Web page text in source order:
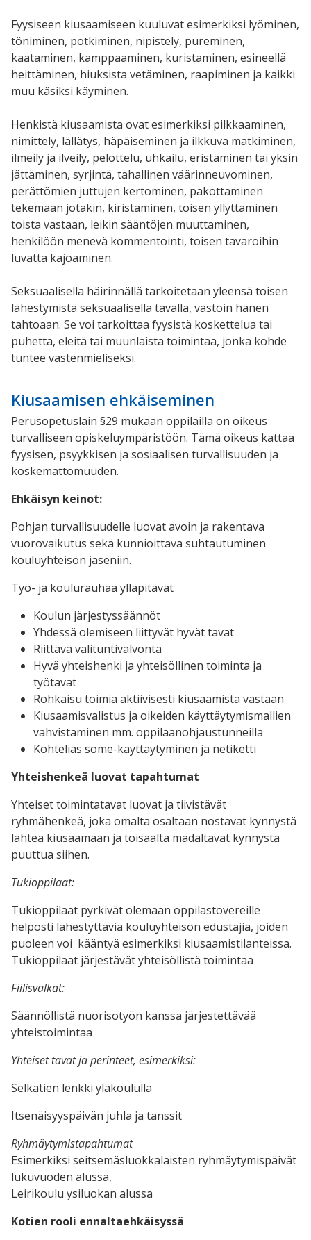
Fyysiseen kiusaamiseen kuuluvat esimerkiksi lyöminen,
töniminen, potkiminen, nipistely, pureminen,
kaataminen, kamppaaminen, kuristaminen, esineellä
heittäminen, hiuksista vetäminen, raapiminen ja kaikki
muu käsiksi käyminen.
Henkistä kiusaamista ovat esimerkiksi pilkkaaminen,
nimittely, lällätys, häpäiseminen ja ilkkuva matkiminen,
ilmeily ja ilveily, pelottelu, uhkailu, eristäminen tai yksin
jättäminen, syrjintä, tahallinen väärinneuvominen,
perättömien juttujen kertominen, pakottaminen
tekemään jotakin, kiristäminen, toisen yllyttäminen
toista vastaan, leikin sääntöjen muuttaminen,
henkilöön menevä kommentointi, toisen tavaroihin
luvatta kajoaminen.
Seksuaalisella häirinnällä tarkoitetaan yleensä toisen
lähestymistä seksuaalisella tavalla, vastoin hänen
tahtoaan. Se voi tarkoittaa fyysistä koskettelua tai
puhetta, eleitä tai muunlaista toimintaa, jonka kohde
tuntee vastenmieliseksi.
Kiusaamisen ehkäiseminen
Perusopetuslain §29 mukaan oppilailla on oikeus
turvalliseen opiskeluympäristöön. Tämä oikeus kattaa
fyysisen, psyykkisen ja sosiaalisen turvallisuuden ja
koskemattomuuden.
Ehkäisyn keinot:
Pohjan turvallisuudelle luovat avoin ja rakentava
vuorovaikutus sekä kunnioittava suhtautuminen
kouluyhteisön jäseniin.
Työ- ja koulurauhaa ylläpitävät
Koulun järjestyssäännöt
Yhdessä olemiseen liittyvät hyvät tavat
Riittävä välituntivalvonta
Hyvä yhteishenki ja yhteisöllinen toiminta ja
työtavat
Rohkaisu toimia aktiivisesti kiusaamista vastaan
Kiusaamisvalistus ja oikeiden käyttäytymismallien
vahvistaminen mm. oppilaanohjaustunneilla
Kohtelias some-käyttäytyminen ja netiketti
Yhteishenkeä luovat tapahtumat
Yhteiset toimintatavat luovat ja tiivistävät
ryhmähenkeä, joka omalta osaltaan nostavat kynnystä
lähteä kiusaamaan ja toisaalta madaltavat kynnystä
puuttua siihen.
Tukioppilaat:
Tukioppilaat pyrkivät olemaan oppilastovereille
helposti lähestyttäviä kouluyhteisön edustajia, joiden
puoleen voi kääntyä esimerkiksi kiusaamistilanteissa.
Tukioppilaat järjestävät yhteisöllistä toimintaa
Fiilisvälkät:
Säännöllistä nuorisotyön kanssa järjestettävää
yhteistoimintaa
Yhteiset tavat ja perinteet, esimerkiksi:
Selkätien lenkki yläkoululla
Itsenäisyyspäivän juhla ja tanssit
Ryhmäytymistapahtumat
Esimerkiksi seitsemäsluokkalaisten ryhmäytymispäivät
lukuvuoden alussa,
Leirikoulu ysiluokan alussa
Kotien rooli ennaltaehkäisyssä